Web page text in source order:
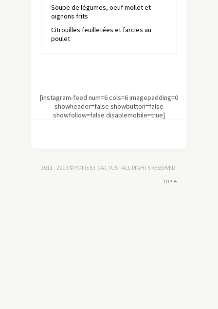
Soupe de légumes, oeuf mollet et
oignons frits
Citrouilles feuilletées et farcies au
poulet
[instagram-feed num=6 cols=6 imagepadding=0
showheader=false showbutton=false
showfollow=false disablemobile=true]
2011 - 2019 © POIRE ET CACTUS - ALL RIGHTS RESERVED
TOP